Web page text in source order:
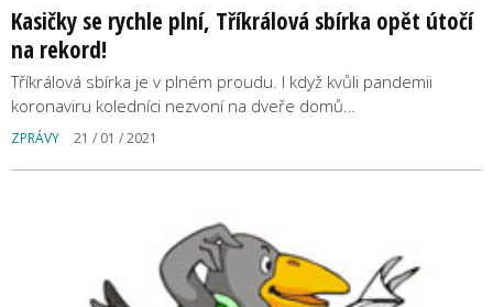
Kasičky se rychle plní, Tříkrálová sbírka opět útočí
na rekord!
Tříkrálová sbírka je v plném proudu. I když kvůli pandemii
koronaviru koledníci nezvoní na dveře domů…
ZPRÁVY 21 / 01 / 2021